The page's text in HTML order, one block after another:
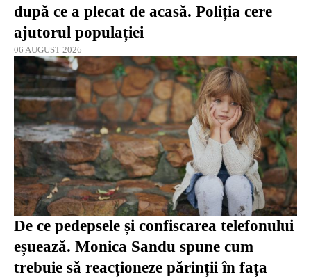
după ce a plecat de acasă. Poliția cere
ajutorul populației
06 AUGUST 2026
De ce pedepsele și confiscarea telefonului
eșuează. Monica Sandu spune cum
trebuie să reacționeze părinții în fața